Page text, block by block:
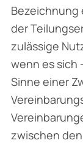
Bezeichnung
der
zulässige
wenn es sich
Sinne einer
zwischen